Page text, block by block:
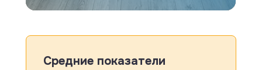
Средние показатели